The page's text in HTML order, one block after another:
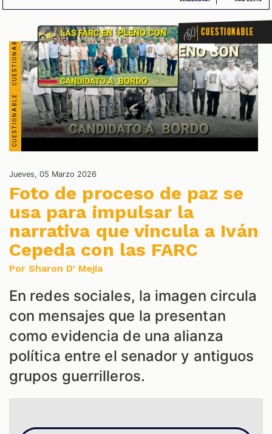
Cuestionable
Jueves, 05 Marzo 2026
Foto de proceso de paz se
usa para impulsar la
narrativa que vincula a Iván
Cepeda con las FARC
Por Sharon D' Mejía
En redes sociales, la imagen circula
con mensajes que la presentan
como evidencia de una alianza
política entre el senador y antiguos
grupos guerrilleros.